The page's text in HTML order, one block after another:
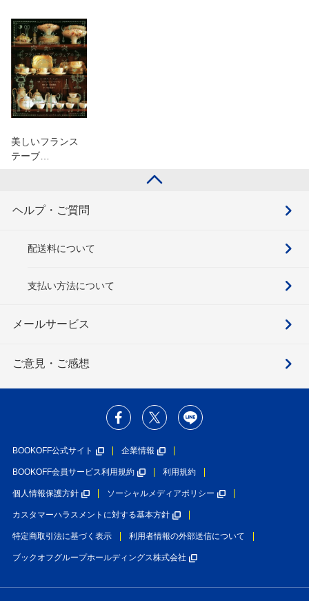
美しいフランス
テーブ…
ヘルプ・ご質問
配送料について
支払い方法について
メールサービス
ご意見・ご感想
BOOKOFF公式サイト 企業情報
BOOKOFF会員サービス利用規約 利用規約
個人情報保護方針 ソーシャルメディアポリシー
カスタマーハラスメントに対する基本方針
特定商取引法に基づく表示 利用者情報の外部送信について
ブックオフグループホールディングス株式会社